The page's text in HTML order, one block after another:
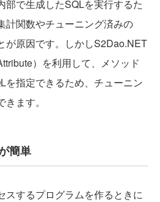
部で生成したSQLを実行するた
計関数やチューニング済みの
が原因です。しかしS2Dao.NET
）を利用して、メソッド
を指定できるため、チューニン
ます。
簡単
するプログラムを作るときに